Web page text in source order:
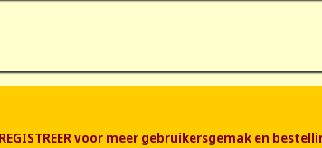
voor meer gebruikersgemak en